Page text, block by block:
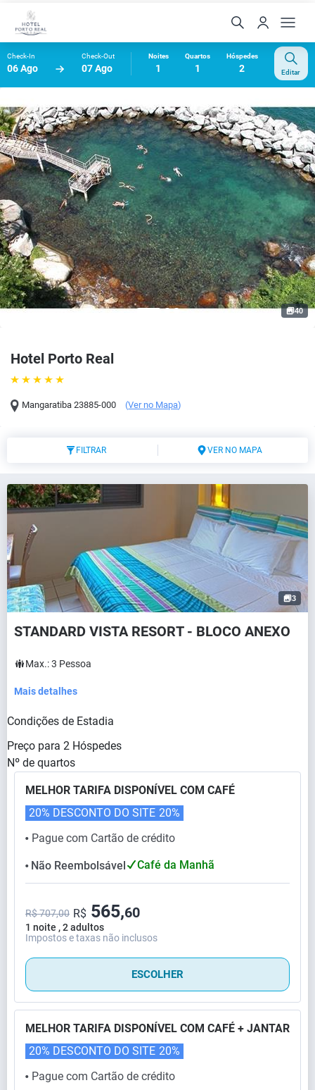
Check-In
06 Ago
Check-Out
07 Ago
Noites
1
Quartos
1
Hóspedes
2 Editar
Hotel Porto Real
Mangaratiba 23885-000 (Ver no Mapa)
40
FILTRAR VER NO MAPA
3
STANDARD VISTA RESORT - BLOCO ANEXO
Max.:3 Pessoa
Mais detalhes
Condições de Estadia
Preço para 2 Hóspedes
Nº de quartos
MELHOR TARIFA DISPONÍVEL COM CAFÉ
⬤ Pague com Cartão de crédito
20% DESCONTO DO SITE 20%
⬤ Não Reembolsável Café da Manhã
1 noite , 2 adultos
R$ 707,00 R$ 565,60
Impostos e taxas não inclusos
ESCOLHER
MELHOR TARIFA DISPONÍVEL COM CAFÉ + JANTAR
⬤ Pague com Cartão de crédito
20% DESCONTO DO SITE 20%